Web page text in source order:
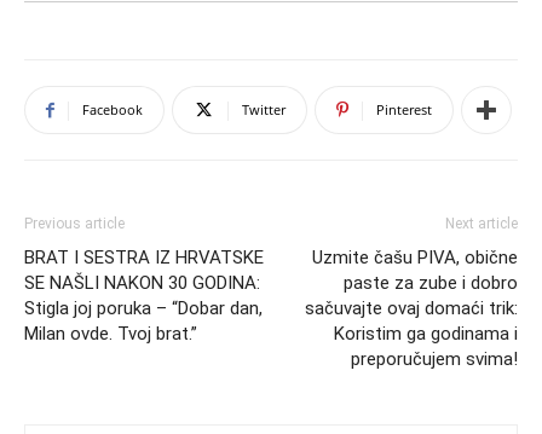
Facebook Twitter Pinterest
Previous article
BRAT I SESTRA IZ HRVATSKE
SE NAŠLI NAKON 30 GODINA:
Stigla joj poruka – “Dobar dan,
Milan ovde. Tvoj brat.”
Next article
Uzmite čašu PIVA, obične
paste za zube i dobro
sačuvajte ovaj domaći trik:
Koristim ga godinama i
preporučujem svima!